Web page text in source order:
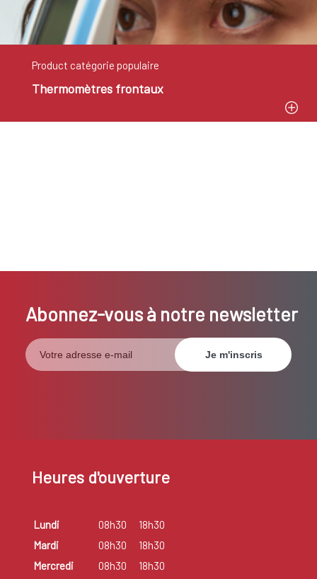
Product catégorie populaire
Thermomètres frontaux
Abonnez-vous à notre newsletter
Heures d'ouverture
Lundi 08h30
18h30
Mardi
08h30
18h30
Mercredi
08h30
18h30